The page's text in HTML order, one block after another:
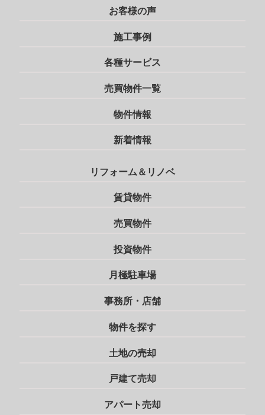
お客様の声
施工事例
各種サービス
売買物件一覧
物件情報
新着情報
リフォーム＆リノベ
賃貸物件
売買物件
投資物件
月極駐車場
事務所・店舗
物件を探す
土地の売却
戸建て売却
アパート売却